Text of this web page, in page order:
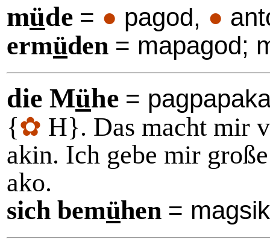
müde = ● pagod, ●
ermüden = mapagod;
die Mühe =
{✿ H}. Das macht mir
akin. Ich gebe mir
ako.
sich bemühen =